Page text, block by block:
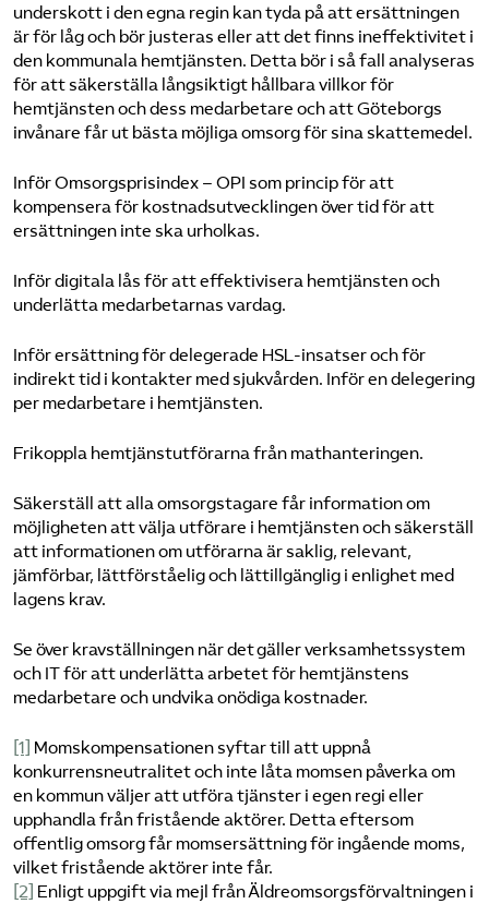
underskott i den egna regin kan tyda på att ersättningen
är för låg och bör justeras eller att det finns ineffektivitet i
den kommunala hemtjänsten. Detta bör i så fall analyseras
för att säkerställa långsiktigt hållbara villkor för
hemtjänsten och dess medarbetare och att Göteborgs
invånare får ut bästa möjliga omsorg för sina skattemedel.
Inför Omsorgsprisindex – OPI som princip för att
kompensera för kostnadsutvecklingen över tid för att
ersättningen inte ska urholkas.
Inför digitala lås för att effektivisera hemtjänsten och
underlätta medarbetarnas vardag.
Inför ersättning för delegerade HSL-insatser och för
indirekt tid i kontakter med sjukvården. Inför en delegering
per medarbetare i hemtjänsten.
Frikoppla hemtjänstutförarna från mathanteringen.
Säkerställ att alla omsorgstagare får information om
möjligheten att välja utförare i hemtjänsten och säkerställ
att informationen om utförarna är saklig, relevant,
jämförbar, lättförståelig och lättillgänglig i enlighet med
lagens krav.
Se över kravställningen när det gäller verksamhetssystem
och IT för att underlätta arbetet för hemtjänstens
medarbetare och undvika onödiga kostnader.
[1] Momskompensationen syftar till att uppnå
konkurrensneutralitet och inte låta momsen påverka om
en kommun väljer att utföra tjänster i egen regi eller
upphandla från fristående aktörer. Detta eftersom
offentlig omsorg får momsersättning för ingående moms,
vilket fristående aktörer inte får.
[2] Enligt uppgift via mejl från Äldreomsorgsförvaltningen i